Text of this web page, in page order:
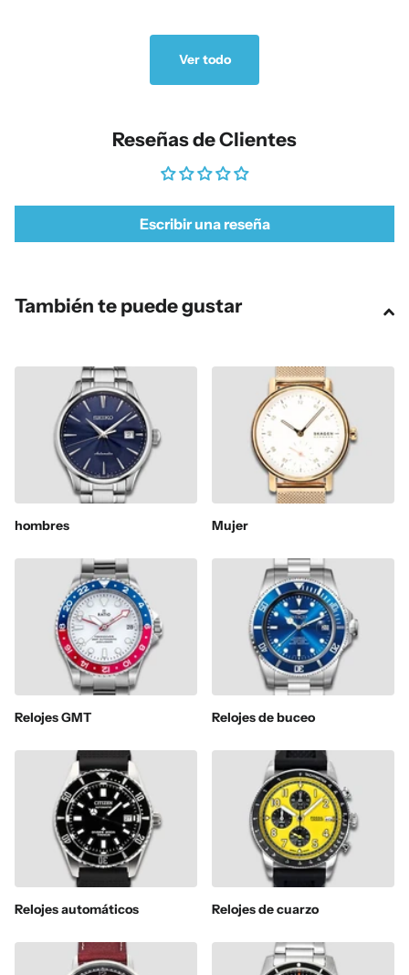
Ver todo
Reseñas de Clientes
Escribir una reseña
También te puede gustar
hombres Mujer
Relojes GMT Relojes de buceo
Relojes automáticos Relojes de cuarzo